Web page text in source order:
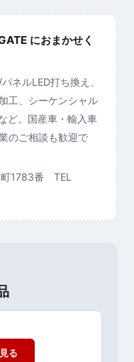
におまかせく
ネルLED打ち換え、
工、シーケンシャル
ど。国産車・輸入車
のご相談も歓迎で
1783番 TEL
る